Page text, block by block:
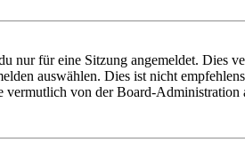
für eine Sitzung angemeldet. Dies
auswählen. Dies ist nicht
von der Board-Administration